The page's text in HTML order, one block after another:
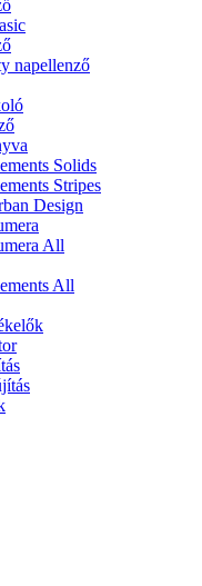
napellenző
Solids
Stripes
Design
All
All